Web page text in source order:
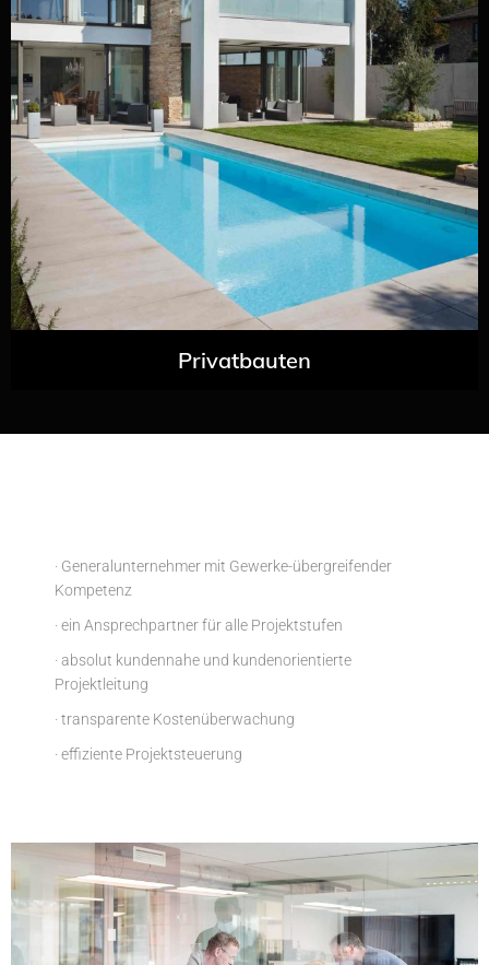
Privatbauten
· Generalunternehmer mit Gewerke-übergreifender
Kompetenz
· ein Ansprechpartner für alle Projektstufen
· absolut kundennahe und kundenorientierte
Projektleitung
· transparente Kostenüberwachung
· effiziente Projektsteuerung